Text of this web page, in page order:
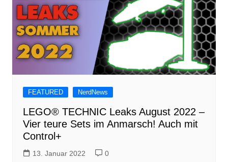
FEATURED NerdNews
LEGO® TECHNIC Leaks August 2022 –
Vier teure Sets im Anmarsch! Auch mit
Control+
13. Januar 2022 0